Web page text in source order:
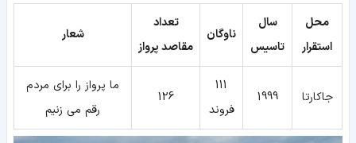
محل
استقرار
سال
تاسیس
ناوگان
تعداد
مقاصد پرواز
شعار
جاکارتا 1999
111
فروند
126
ما پرواز را برای مردم
رقم می زنیم